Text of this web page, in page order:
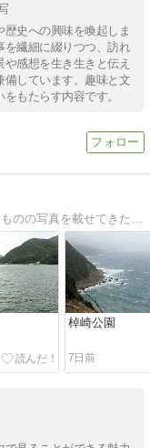
史への興味を喚起しま
を繊細に綴りつつ、訪れ
感想を生き生きと伝え
備しています。趣味と文
もたらす内容です。
棹崎公園
7日前